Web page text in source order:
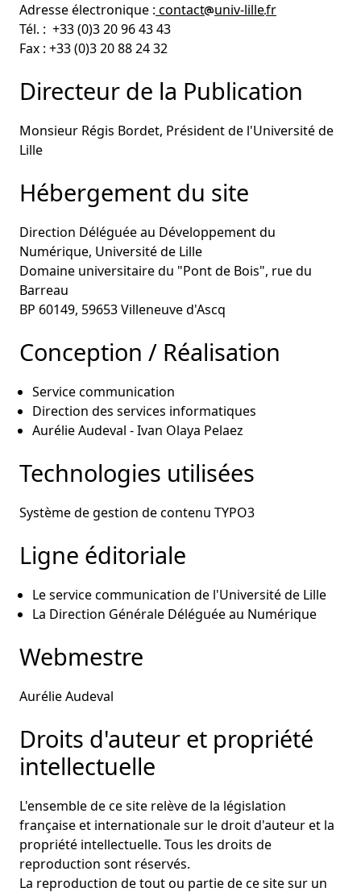
Adresse électronique : contact univ-lillefr
Tél. : +33 (0)3 20 96 43 43
Fax : +33 (0)3 20 88 24 32
Directeur de la Publication
Monsieur Régis Bordet, Président de l'Université de
Lille
Hébergement du site
Direction Déléguée au Développement du
Numérique, Université de Lille
Domaine universitaire du "Pont de Bois", rue du
Barreau
BP 60149, 59653 Villeneuve d'Ascq
Conception / Réalisation
Service communication
Direction des services informatiques
Aurélie Audeval - Ivan Olaya Pelaez
Technologies utilisées
Système de gestion de contenu TYPO3
Ligne éditoriale
Le service communication de l'Université de Lille
La Direction Générale Déléguée au Numérique
Webmestre
Aurélie Audeval
Droits d'auteur et propriété
intellectuelle
L'ensemble de ce site relève de la législation
française et internationale sur le droit d'auteur et la
propriété intellectuelle. Tous les droits de
reproduction sont réservés.
La reproduction de tout ou partie de ce site sur un